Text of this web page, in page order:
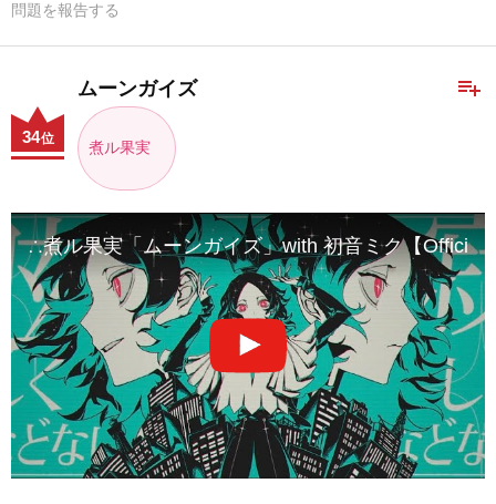
問題を報告する
playlist_add
ムーンガイズ
煮ル果実
34位
∴煮ル果実「ムーンガイズ」with 初音ミク【Official